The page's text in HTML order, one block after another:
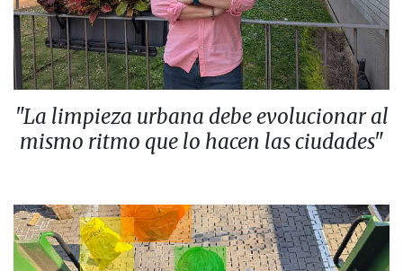
"La limpieza urbana debe evolucionar al
mismo ritmo que lo hacen las ciudades"